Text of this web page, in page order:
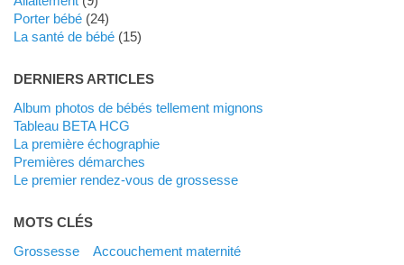
Porter bébé(24)
La santé de bébé(15)
DERNIERS ARTICLES
Album photos de bébés tellement mignons
Tableau BETA HCG
La première échographie
Premières démarches
Le premier rendez-vous de grossesse
MOTS CLÉS
grossesse
accouchement maternité